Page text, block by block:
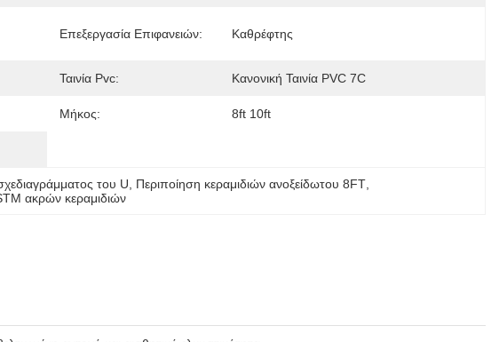
Επεξεργασία Επιφανειών: Καθρέφτης
Ταινία Pvc: Κανονική Ταινία PVC 7C
Μήκος: 8ft 10ft
του U Περιποίηση κεραμιδιών ανοξείδωτου 8FT,
ακρών κεραμιδιών